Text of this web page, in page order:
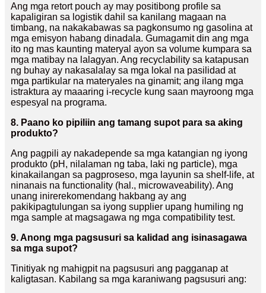
Ang mga retort pouch ay may positibong profile sa
kapaligiran sa logistik dahil sa kanilang magaan na
timbang, na nakakabawas sa pagkonsumo ng gasolina at
mga emisyon habang dinadala. Gumagamit din ang mga
ito ng mas kaunting materyal ayon sa volume kumpara sa
mga matibay na lalagyan. Ang recyclability sa katapusan
ng buhay ay nakasalalay sa mga lokal na pasilidad at
mga partikular na materyales na ginamit; ang ilang mga
istraktura ay maaaring i-recycle kung saan mayroong mga
espesyal na programa.
8. Paano ko pipiliin ang tamang supot para sa aking
produkto?
Ang pagpili ay nakadepende sa mga katangian ng iyong
produkto (pH, nilalaman ng taba, laki ng particle), mga
kinakailangan sa pagproseso, mga layunin sa shelf-life, at
ninanais na functionality (hal., microwaveability). Ang
unang inirerekomendang hakbang ay ang
pakikipagtulungan sa iyong supplier upang humiling ng
mga sample at magsagawa ng mga compatibility test.
9. Anong mga pagsusuri sa kalidad ang isinasagawa
sa mga supot?
Tinitiyak ng mahigpit na pagsusuri ang pagganap at
kaligtasan. Kabilang sa mga karaniwang pagsusuri ang: